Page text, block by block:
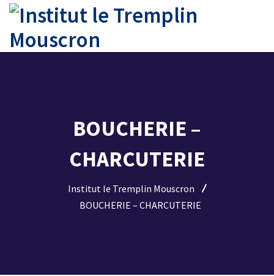
BOUCHERIE –
CHARCUTERIE
Institut le Tremplin Mouscron
BOUCHERIE – CHARCUTERIE